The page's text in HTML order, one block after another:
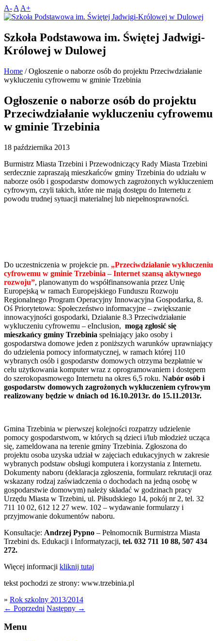
A- A A+
Szkoła Podstawowa im. Świętej Jadwigi-
Królowej w Dulowej
Home / Ogłoszenie o naborze osób do projektu Przeciwdziałanie
wykluczeniu cyfrowemu w gminie Trzebinia
Ogłoszenie o naborze osób do projektu
Przeciwdziałanie wykluczeniu cyfrowemu
w gminie Trzebinia
18 października 2013
Burmistrz Miasta Trzebini i Przewodniczący Rady Miasta Trzebini
serdecznie zapraszają mieszkańców gminy Trzebinia do udziału w
naborze osób i gospodarstw domowych zagrożonych wykluczeniem
cyfrowym, czyli takich, które nie mają dostępu do Internetu z
powodu trudnej sytuacji materialnej lub niepełnosprawności.
Do uczestniczenia w projekcie pn. „Przeciwdziałanie wykluczeniu
cyfrowemu w gminie Trzebinia – Internet szansą aktywnego
rozwoju”, planowanym do współfinansowania przez Unię
Europejską w ramach Europejskiego Funduszu Rozwoju
Regionalnego Program Operacyjny Innowacyjna Gospodarka, 8.
Oś Priorytetowa: Społeczeństwo informacyjne – zwiększanie
innowacyjności gospodarki, Działanie 8.3 Przeciwdziałanie
wykluczeniu cyfrowemu – eInclusion, mogą zgłosić się
mieszkańcy gminy Trzebinia spełniający jako osoby i
gospodarstwa domowe jeden z poniższych warunków uprawniający
do udzielenia pomocy informatycznej, w ramach której 110
wybranych osób i gospodarstw domowych otrzyma bezpłatnie w
celu użytkowania komputer wraz z oprogramowaniem i dostępem
do szerokopasmowego Internetu na okres 6,5 roku. Nabór osób i
gospodarstw domowych zagrożonych wykluczeniem cyfrowym
realizowany będzie w dniach od 16.10.2013r. do 15.11.2013r.
Gmina Trzebinia w pierwszej kolejności rozpatrzy udzielenie
pomocy gospodarstwom, w których są dzieci i/lub młodzież ucząca
się, zameldowana na terenie gminy Trzebinia. Zgłoszona do
projektu osoba uzyska udział w zajęciach edukacyjnych w zakresie
wybranych podstaw obsługi komputera i korzystania z Internetu.
Dokumenty naboru (deklaracja zgłoszenia, formularz rekrutacji oraz
wskazany rodzaj zaświadczenia o dochodach na jedną osobę w
gospodarstwie domowym) należy składać w godzinach pracy
Urzędu Miasta w Trzebini, ul. Piłsudskiego 14, pokój nr 2, tel. 32
711 10 02, 612 12 27 wew. 102 – wydawanie formularzy i
przyjmowanie dokumentów naboru.
Konsultacje: Andrzej Pypno – Pełnomocnik Burmistrza Miasta
Trzebini ds. Edukacji i Informatyzacji, tel. 032 711 10 88, 507 434
272.
Więcej informacji kliknij tutaj
tekst pochodzi ze strony: www.trzebinia.pl
» Rok szkolny 2013/2014
← Poprzedni Następny →
Menu